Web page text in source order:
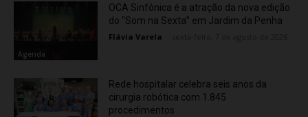
Agenda
OCA Sinfônica é a atração da nova edição
do “Som na Sexta” em Jardim da Penha
Flávia Varela
Rede hospitalar celebra seis anos da
cirurgia robótica com 1.845
procedimentos